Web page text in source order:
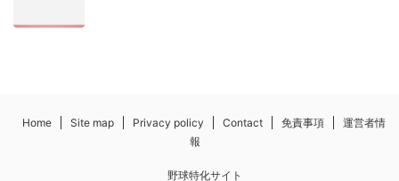
Home Site map Privacy policy Contact 免責事項
運営者情
報
野球特化サイト